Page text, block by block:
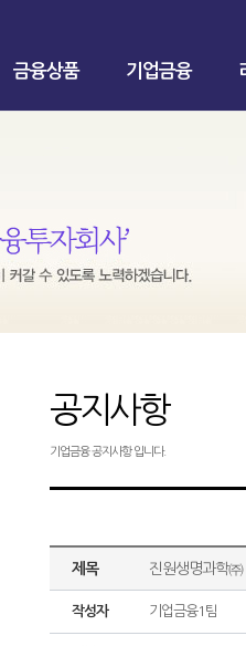
금융상품 기업금융
공지사항
기업금융 공지사항 입니다.
제목 진원생명과학
작성자 기업금융1팀